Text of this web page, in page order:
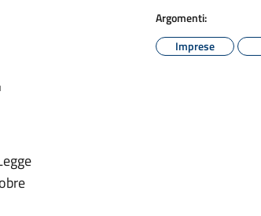
Argomenti:
Imprese